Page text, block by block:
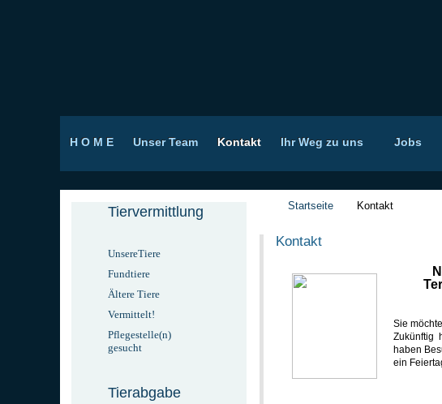
H O M E Unser Team Kontakt Ihr Weg zu uns Jobs
Startseite Kontakt
Kontakt
Sie
Zukünftig
haben
ein
Tiervermittlung
UnsereTiere
Fundtiere
Ältere Tiere
Vermittelt!
Pflegestelle(n)
gesucht
Tierabgabe